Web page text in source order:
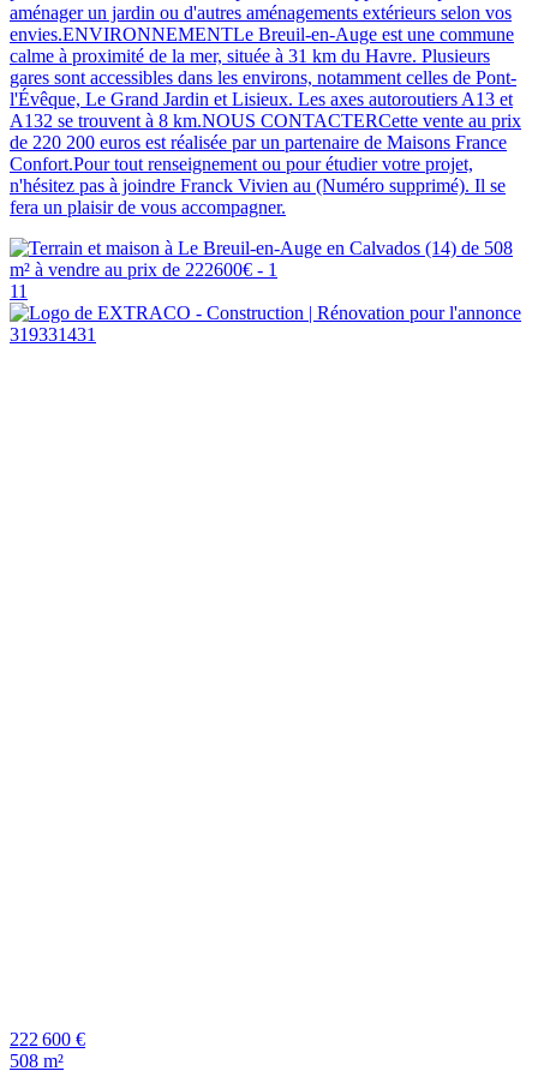
aménager un jardin ou d'autres aménagements extérieurs selon vos
envies.ENVIRONNEMENTLe Breuil-en-Auge est une commune
calme à proximité de la mer, située à 31 km du Havre. Plusieurs
gares sont accessibles dans les environs, notamment celles de Pont-
l'Évêque, Le Grand Jardin et Lisieux. Les axes autoroutiers A13 et
A132 se trouvent à 8 km.NOUS CONTACTERCette vente au prix
de 220 200 euros est réalisée par un partenaire de Maisons France
Confort.Pour tout renseignement ou pour étudier votre projet,
n'hésitez pas à joindre Franck Vivien au (Numéro supprimé). Il se
fera un plaisir de vous accompagner.
11
222 600 €
508 m²